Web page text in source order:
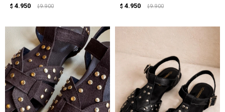
$ 4.950 $ 9.900 $ 4.950 $ 9.900